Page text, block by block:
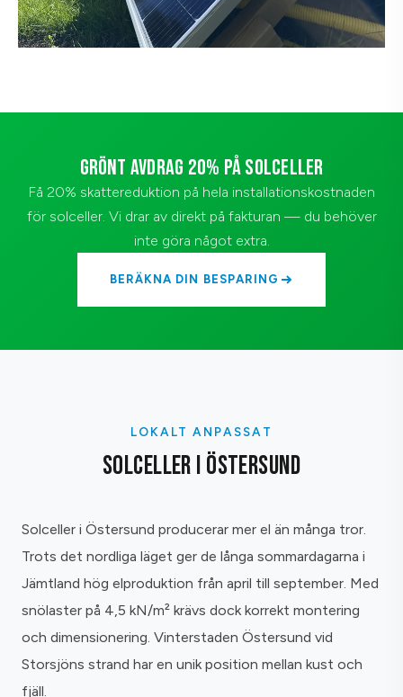
GRÖNT AVDRAG 20% PÅ SOLCELLER
Få 20% skattereduktion på hela installationskostnaden
för solceller. Vi drar av direkt på fakturan — du behöver
inte göra något extra.
BERÄKNA DIN BESPARING
LOKALT ANPASSAT
SOLCELLER I ÖSTERSUND
Solceller i Östersund producerar mer el än många tror.
Trots det nordliga läget ger de långa sommardagarna i
Jämtland hög elproduktion från april till september. Med
snölaster på 4,5 kN/m² krävs dock korrekt montering
och dimensionering. Vinterstaden Östersund vid
Storsjöns strand har en unik position mellan kust och
fjäll.